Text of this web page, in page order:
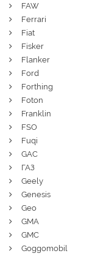
FAW
Ferrari
Fiat
Fisker
Flanker
Ford
Forthing
Foton
Franklin
FSO
Fuqi
GAC
ГАЗ
Geely
Genesis
Geo
GMA
GMC
Goggomobil